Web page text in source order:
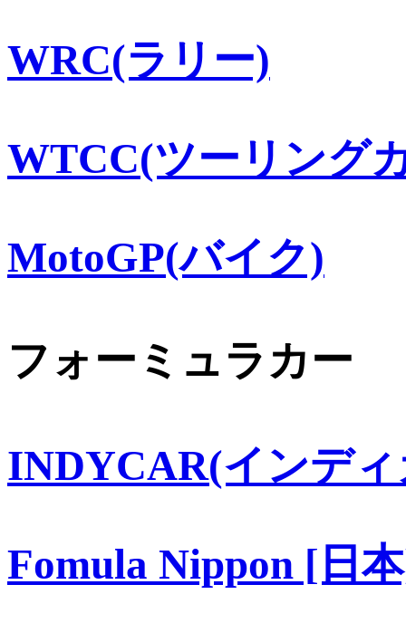
WRC(ラリー)
WTCC(ツーリング
MotoGP(バイク)
フォーミュラカー
INDYCAR(インデ
Fomula Nippon [日